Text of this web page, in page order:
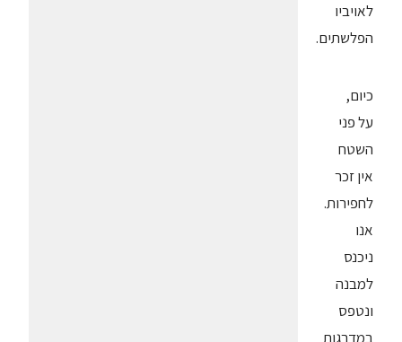
לאויביו
הפלשתים.
כיום,
על פני
השטח
אין זכר
לחפירות.
אנו
ניכנס
למבנה
ונטפס
במדרגות